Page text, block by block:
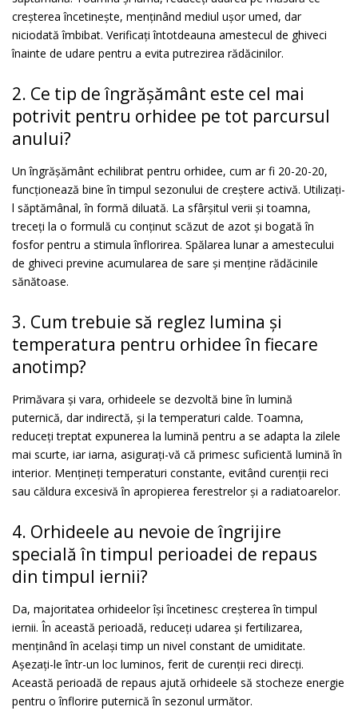
creșterea încetinește, menținând mediul ușor umed, dar
niciodată îmbibat. Verificați întotdeauna amestecul de ghiveci
înainte de udare pentru a evita putrezirea rădăcinilor.
2. Ce tip de îngrășământ este cel mai
potrivit pentru orhidee pe tot parcursul
anului?
Un îngrășământ echilibrat pentru orhidee, cum ar fi 20-20-20,
funcționează bine în timpul sezonului de creștere activă. Utilizați-
l săptămânal, în formă diluată. La sfârșitul verii și toamna,
treceți la o formulă cu conținut scăzut de azot și bogată în
fosfor pentru a stimula înflorirea. Spălarea lunar a amestecului
de ghiveci previne acumularea de sare și menține rădăcinile
sănătoase.
3. Cum trebuie să reglez lumina și
temperatura pentru orhidee în fiecare
anotimp?
Primăvara și vara, orhideele se dezvoltă bine în lumină
puternică, dar indirectă, și la temperaturi calde. Toamna,
reduceți treptat expunerea la lumină pentru a se adapta la zilele
mai scurte, iar iarna, asigurați-vă că primesc suficientă lumină în
interior. Mențineți temperaturi constante, evitând curenții reci
sau căldura excesivă în apropierea ferestrelor și a radiatoarelor.
4. Orhideele au nevoie de îngrijire
specială în timpul perioadei de repaus
din timpul iernii?
Da, majoritatea orhideelor își încetinesc creșterea în timpul
iernii. În această perioadă, reduceți udarea și fertilizarea,
menținând în același timp un nivel constant de umiditate.
Așezați-le într-un loc luminos, ferit de curenții reci direcți.
Această perioadă de repaus ajută orhideele să stocheze energie
pentru o înflorire puternică în sezonul următor.